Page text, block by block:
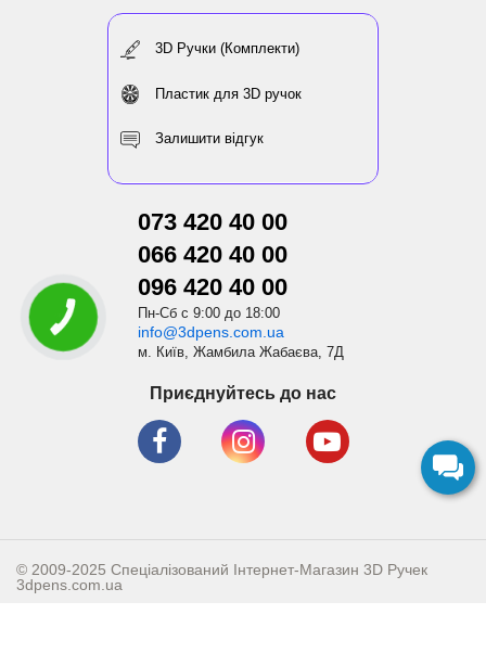
3D Ручки (Комплекти)
Пластик для 3D ручок
Залишити відгук
073 420 40 00
066 420 40 00
096 420 40 00
Пн-Сб с 9:00 до 18:00
info@3dpens.com.ua
м. Київ, Жамбила Жабаєва, 7Д
Приєднуйтесь до нас
© 2009-2025 Спеціалізований Інтернет-Магазин 3D Ручек
3dpens.com.ua
КНОПКА
СВЯЗИ